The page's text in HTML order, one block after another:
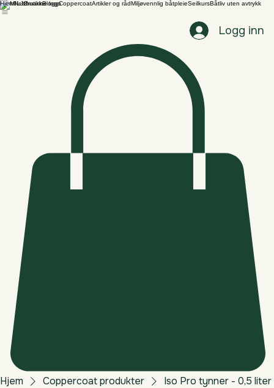
HjemNettbutikkBloggCoppercoatArtikler og rådMiljøvennlig båtpleieSeilkursBåtliv uten avtrykk
Logg inn
Hjem Coppercoat produkter Iso Pro tynner - 0,5 liter